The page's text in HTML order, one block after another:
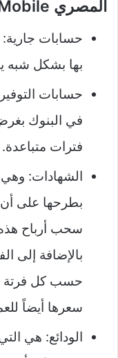
المصري NBE Mobile:
حسابات جارية:
بها بشكل شبه
حسابات
في البنوك
فترات متباعدة.
الشهادات: وهي
بطرحها على أن
سحب أرباح
بالإضافة إلى
حسب كل فرتة
سعرها أيضاً
الودائع: هي